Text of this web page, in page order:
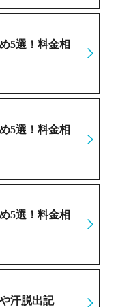
5選！料金相
5選！料金相
5選！料金相
汗脱出記